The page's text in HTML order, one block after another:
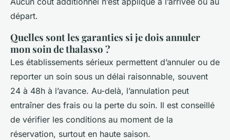
départ.
Quelles sont les garanties si je dois annuler
mon soin de thalasso ?
Les établissements sérieux permettent d’annuler ou de
reporter un soin sous un délai raisonnable, souvent
24 à 48h à l’avance. Au-delà, l’annulation peut
entraîner des frais ou la perte du soin. Il est conseillé
de vérifier les conditions au moment de la
réservation, surtout en haute saison.